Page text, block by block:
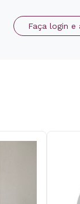
Faça login e